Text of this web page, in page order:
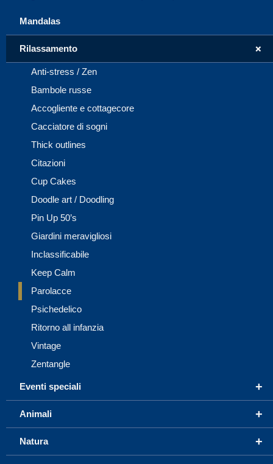
Mandalas
+
Rilassamento
Anti-stress / Zen
Bambole russe
Accogliente e cottagecore
Cacciatore di sogni
Thick outlines
Citazioni
Cup Cakes
Doodle art / Doodling
Pin Up 50’s
Giardini meravigliosi
Inclassificabile
Keep Calm
Parolacce
Psichedelico
Ritorno all infanzia
Vintage
Zentangle
+
Eventi speciali
+
Animali
+
Natura